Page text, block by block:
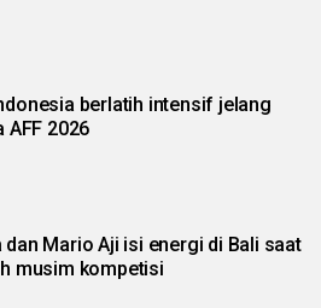
berlatih intensif jelang
AFF 2026
dan Mario Aji isi energi di Bali saat
musim kompetisi